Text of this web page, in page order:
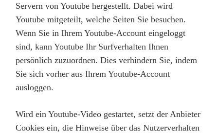
Servern von Youtube hergestellt. Dabei wird
Youtube mitgeteilt, welche Seiten Sie besuchen.
Wenn Sie in Ihrem Youtube-Account eingeloggt
sind, kann Youtube Ihr Surfverhalten Ihnen
persönlich zuzuordnen. Dies verhindern Sie, indem
Sie sich vorher aus Ihrem Youtube-Account
ausloggen.
Wird ein Youtube-Video gestartet, setzt der Anbieter
Cookies ein, die Hinweise über das Nutzerverhalten